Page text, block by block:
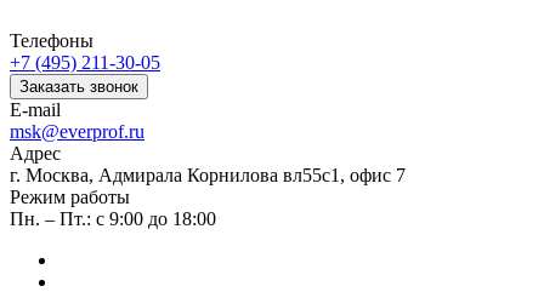
Телефоны
+7 (495) 211-30-05
Заказать звонок
E-mail
msk@everprof.ru
Адрес
г. Москва, Адмирала Корнилова вл55с1, офис 7
Режим работы
Пн. – Пт.: с 9:00 до 18:00